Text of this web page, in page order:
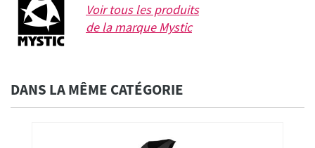
Voir tous les produits
de la marqueMystic
DANS LA MÊME CATÉGORIE